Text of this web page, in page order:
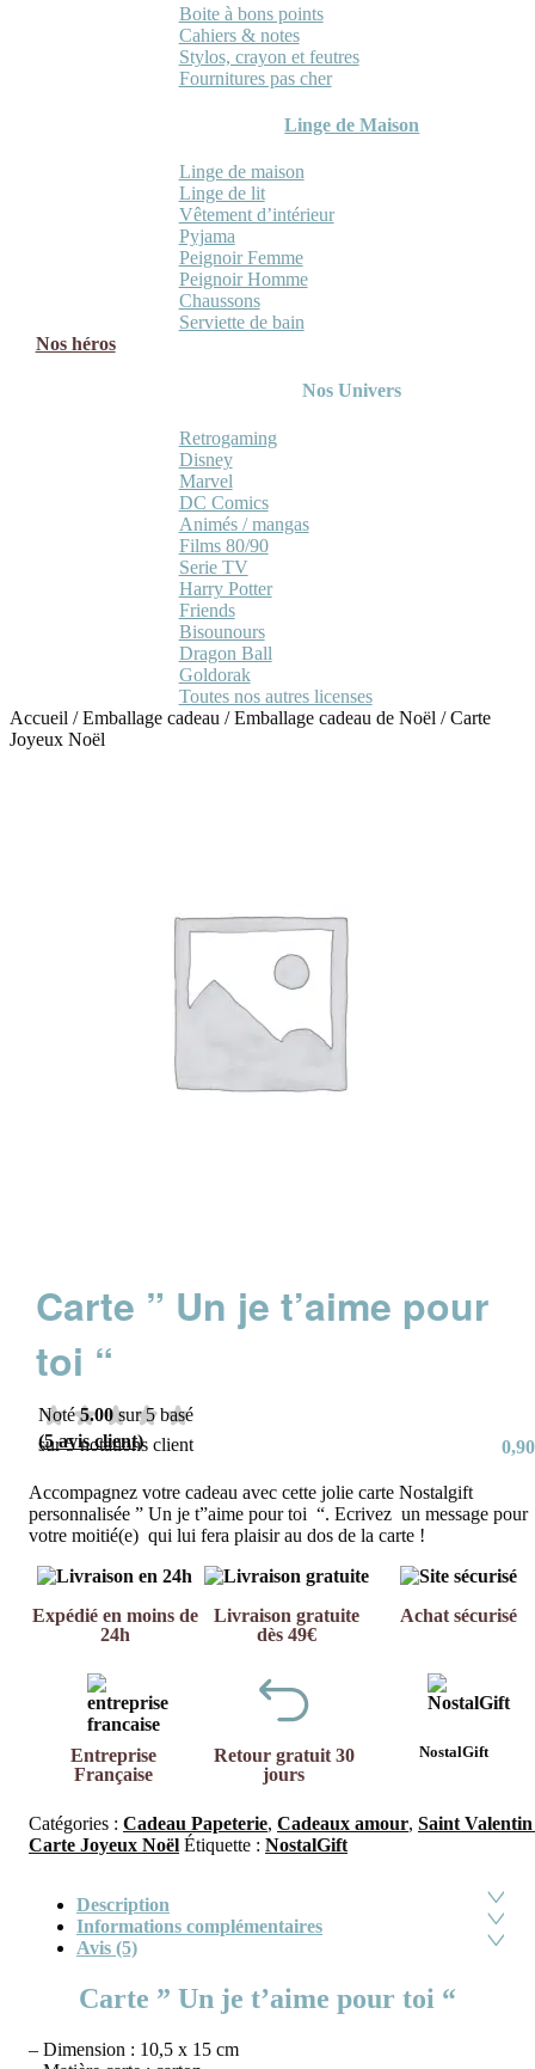
Boite à bons points
Cahiers & notes
Stylos, crayon et feutres
Fournitures pas cher
Linge de Maison
Linge de maison
Linge de lit
Vêtement d’intérieur
Pyjama
Peignoir Femme
Peignoir Homme
Chaussons
Serviette de bain
Nos héros
Nos Univers
Retrogaming
Disney
Marvel
DC Comics
Animés / mangas
Films 80/90
Serie TV
Harry Potter
Friends
Bisounours
Dragon Ball
Goldorak
Toutes nos autres licenses
Accueil /Emballage cadeau /Emballage cadeau de Noël /Carte
Joyeux Noël
Carte ” Un je t’aime pour
toi “
Noté5.00 sur 5 basé
sur5notations client
(5avis client) 0,90
Accompagnez votre cadeau avec cette jolie carte Nostalgift
personnalisée ” Un je t”aime pour toi “. Ecrivez un message pour
votre moitié(e) qui lui fera plaisir au dos de la carte !
Expédié en moins de
24h
Livraison gratuite
dès 49€
Achat sécurisé
Entreprise
Française
Retour gratuit 30
jours
NostalGift
Catégories : Cadeau Papeterie, Cadeaux amour, Saint
Carte Joyeux Noël Étiquette : NostalGift
Description
Informations complémentaires
Avis (5)
Carte ” Un je t’aime pour toi “
– Dimension : 10,5 x 15 cm